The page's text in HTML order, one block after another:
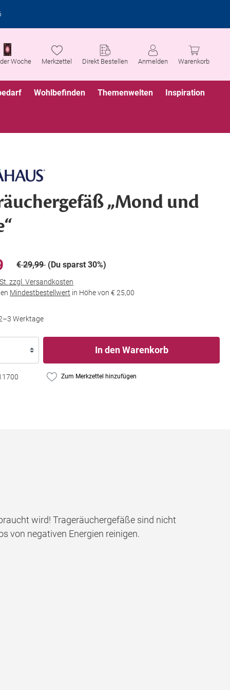
Woche Merkzettel Direkt Bestellen Anmelden Warenkorb
Wohlbefinden Themenwelten Inspiration
„Mond und
€ 29,99 (Du sparst 30%)
zzgl. Versandkosten
Mindestbestellwert in Höhe von € 25,00
Werktage
In den Warenkorb
Zum Merkzettel hinzufügen
wird! Trageräuchergefäße sind nicht
von negativen Energien reinigen.